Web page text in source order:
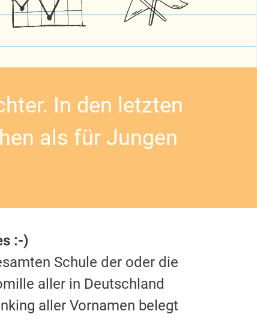
In den letzten
als für Jungen
:-)
Schule der oder die
aller in Deutschland
aller Vornamen belegt